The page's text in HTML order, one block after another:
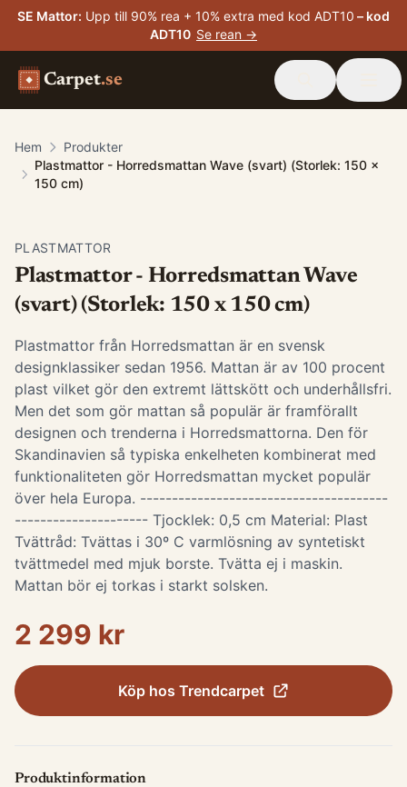
SE Mattor: Upp till 90% rea + 10% extra med kod ADT10 – kod
ADT10 Se rean →
Carpet.se
Hem
Produkter
Plastmattor - Horredsmattan Wave (svart) (Storlek: 150 x
150 cm)
PLASTMATTOR
Plastmattor - Horredsmattan Wave
(svart) (Storlek: 150 x 150 cm)
Plastmattor från Horredsmattan är en svensk
designklassiker sedan 1956. Mattan är av 100 procent
plast vilket gör den extremt lättskött och underhållsfri.
Men det som gör mattan så populär är framförallt
designen och trenderna i Horredsmattorna. Den för
Skandinavien så typiska enkelheten kombinerat med
funktionaliteten gör Horredsmattan mycket populär
över hela Europa. ---------------------------------------
--------------------- Tjocklek: 0,5 cm Material: Plast
Tvättråd: Tvättas i 30º C varmlösning av syntetiskt
tvättmedel med mjuk borste. Tvätta ej i maskin.
Mattan bör ej torkas i starkt solsken.
2 299 kr
Köp hos Trendcarpet
Produktinformation